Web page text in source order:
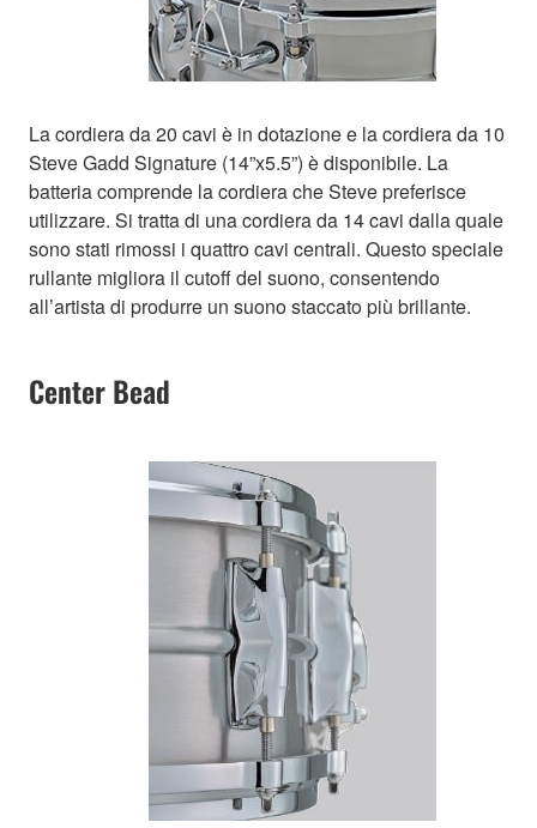
La cordiera da 20 cavi è in dotazione e la cordiera da 10
Steve Gadd Signature (14”x5.5”) è disponibile. La
batteria comprende la cordiera che Steve preferisce
utilizzare. Si tratta di una cordiera da 14 cavi dalla quale
sono stati rimossi i quattro cavi centrali. Questo speciale
rullante migliora il cutoff del suono, consentendo
all’artista di produrre un suono staccato più brillante.
Center Bead